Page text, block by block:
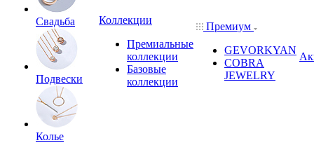
Свадьба
Подвески
Колье
Коллекции
Премиальные
коллекции
Базовые
коллекции
Премиум
GEVORKYAN
COBRA
JEWELRY